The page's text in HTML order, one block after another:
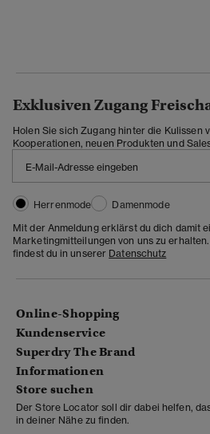
Exklusiven Zugang
Holen Sie sich Zugang hinter die Kulissen
Kooperationen, neuen Produkten und
Herrenmode
Damenmode
Mit der Anmeldung erklärst du dich damit
Marketingmitteilungen von uns zu
findest du in unserer Datenschutz
Online-Shopping
Kundenservice
Superdry The Brand
Informationen
Store suchen
Der Store Locator soll dir dabei helfen,
in deiner Nähe zu finden.